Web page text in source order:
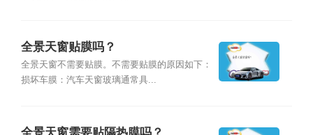
全景天窗贴膜吗？
全景天窗不需要贴膜。不需要贴膜的原因如下：
损坏车膜：汽车天窗玻璃通常具...